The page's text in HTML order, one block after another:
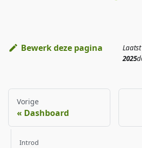
Bewerk deze pagina
2025
Vorige
Dashboard
Introd